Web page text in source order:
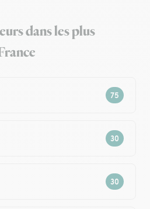
dans les plus